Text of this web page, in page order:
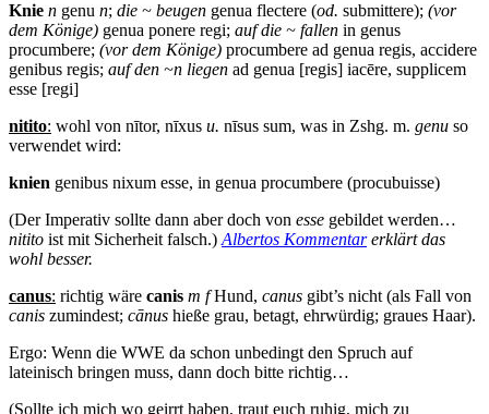
Knie n genu n; die ~ beugen genua flectere (od. submittere); (vor
dem Könige) genua ponere regi; auf die ~ fallen in genus
procumbere; (vor dem Könige) procumbere ad genua regis, accidere
genibus regis; auf den ~n liegen ad genua [regis] iacēre, supplicem
esse [regi]
nitito: wohl von nītor, nīxus u. nīsus sum, was in Zshg. m. genu so
verwendet wird:
knien genibus nixum esse, in genua procumbere (procubuisse)
(Der Imperativ sollte dann aber doch von esse gebildet werden…
nitito ist mit Sicherheit falsch.)Albertos Kommentarerklärt das
wohl besser.
canus: richtig wäre canis m fHund, canus gibt’s nicht (als Fall von
canis zumindest; cānus hieße grau, betagt, ehrwürdig; graues Haar).
Ergo: Wenn die WWE da schon unbedingt den Spruch auf
lateinisch bringen muss, dann doch bitte richtig…
(Sollte ich mich wo geirrt haben, traut euch ruhig, mich zu